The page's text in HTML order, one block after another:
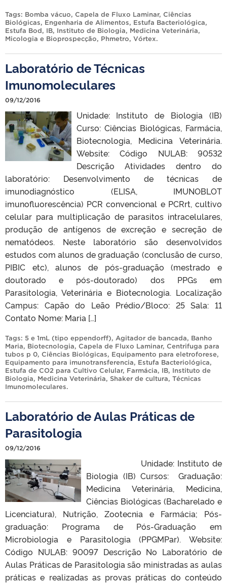
Tags: Bomba vácuo, Capela de Fluxo Laminar, Ciências
Biológicas, Engenharia de Alimentos, Estufa Bacteriológica,
Estufa Bod, IB, Instituto de Biologia, Medicina Veterinária,
Micologia e Bioprospecção, Phmetro, Vórtex.
Laboratório de Técnicas
Imunomoleculares
09/12/2016
Unidade: Instituto de Biologia (IB)
Curso: Ciências Biológicas, Farmácia,
Biotecnologia, Medicina Veterinária.
Website: Código NULAB: 90532
Descrição Atividades dentro do
laboratório: Desenvolvimento de técnicas de
imunodiagnóstico (ELISA, IMUNOBLOT
imunofluorescência) PCR convencional e PCRrt, cultivo
celular para multiplicação de parasitos intracelulares,
produção de antígenos de excreção e secreção de
nematódeos. Neste laboratório são desenvolvidos
estudos com alunos de graduação (conclusão de curso,
PIBIC etc), alunos de pós-graduação (mestrado e
doutorado e pós-doutorado) dos PPGs em
Parasitologia, Veterinária e Biotecnologia. Localização
Campus: Capão do Leão Prédio/Bloco: 25 Sala: 11
Contato Nome: Maria […]
Tags: 5 e 1mL (tipo eppendorff), Agitador de bancada, Banho
Maria, Biotecnologia, Capela de Fluxo Laminar, Centrifuga para
tubos p 0, Ciências Biológicas, Equipamento para eletroforese,
Equipamento para imunotransferencia, Estufa Bacteriológica,
Estufa de CO2 para Cultivo Celular, Farmácia, IB, Instituto de
Biologia, Medicina Veterinária, Shaker de cultura, Técnicas
Imunomoleculares.
Laboratório de Aulas Práticas de
Parasitologia
09/12/2016
Unidade: Instituto de
Biologia (IB) Cursos: Graduação:
Medicina Veterinária, Medicina,
Ciências Biológicas (Bacharelado e
Licenciatura), Nutrição, Zootecnia e Farmácia; Pós-
graduação: Programa de Pós-Graduação em
Microbiologia e Parasitologia (PPGMPar). Website:
Código NULAB: 90097 Descrição No Laboratório de
Aulas Práticas de Parasitologia são ministradas as aulas
práticas e realizadas as provas práticas do conteúdo